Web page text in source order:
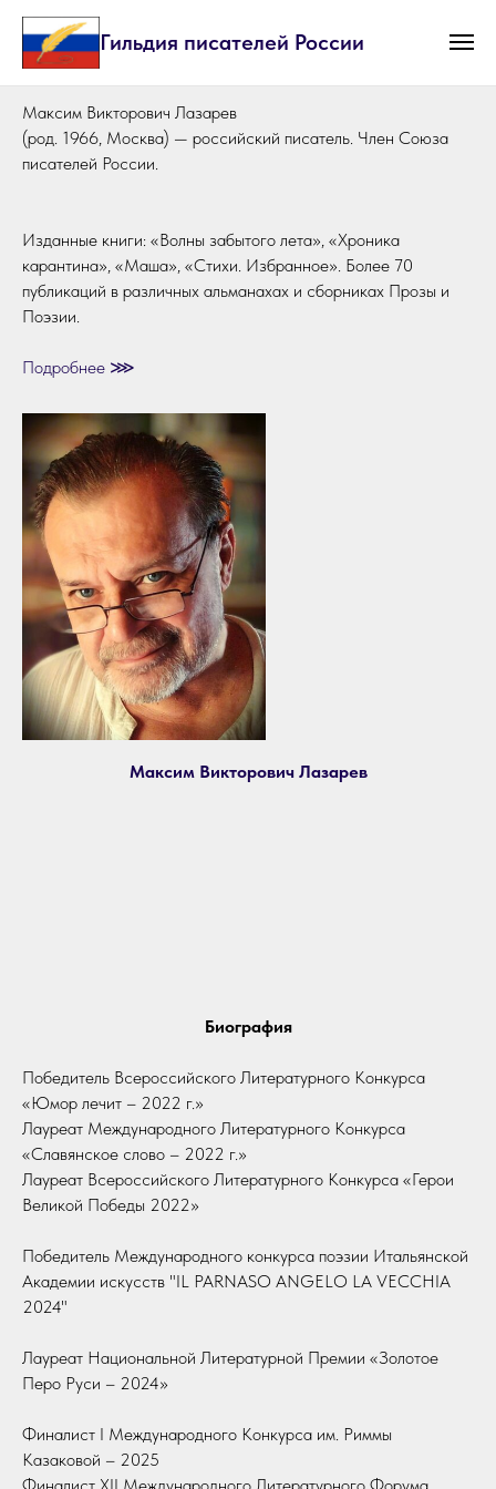
Гильдия писателей России
Максим Викторович Лазарев
(род. 1966, Москва) — российский писатель. Член Союза
писателей России.
Изданные книги: «Волны забытого лета», «Хроника
карантина», «Маша», «Стихи. Избранное». Более 70
публикаций в различных альманахах и сборниках Прозы и
Поэзии.
Подробнее ⋙
Максим Викторович Лазарев
Биография
Победитель Всероссийского Литературного Конкурса
«Юмор лечит – 2022 г.»
Лауреат Международного Литературного Конкурса
«Славянское слово – 2022 г.»
Лауреат Всероссийского Литературного Конкурса «Герои
Великой Победы 2022»
Победитель Международного конкурса поэзии Итальянской
Академии искусств "IL PARNASO ANGELO LA VECCHIA
2024"
Лауреат Национальной Литературной Премии «Золотое
Перо Руси – 2024»
Финалист I Международного Конкурса им. Риммы
Казаковой – 2025